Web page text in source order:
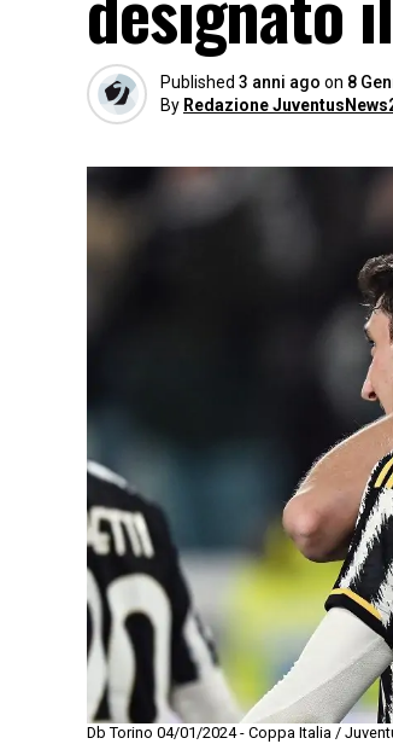
Published 3 anni ago on 8
By Redazione
Db Torino 04/01/2024 - Coppa Italia /